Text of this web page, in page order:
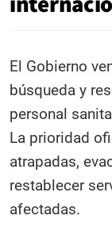
El Gobierno
búsqueda y
personal
La prioridad
atrapadas,
restablecer
afectadas.